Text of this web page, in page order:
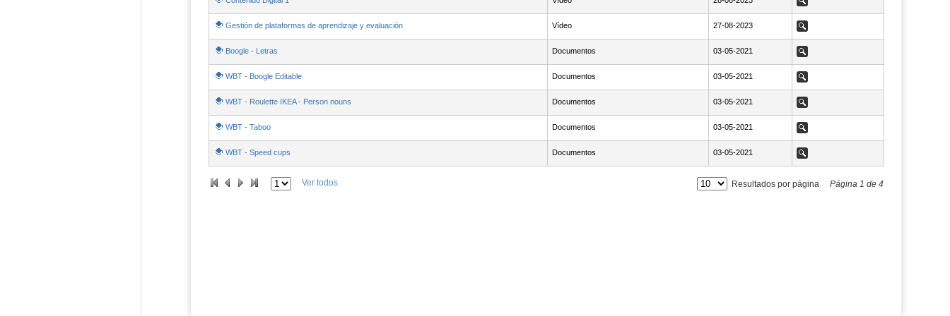
Gestión de plataformas de aprendizaje y evaluación Vídeo NaN27-08-2023
27-08-2023 Ver
Boogle - Letras Documentos NaN03-05-2021
03-05-2021 Ver
WBT - Boogle Editable Documentos NaN03-05-2021
03-05-2021 Ver
WBT - Roulette IKEA - Person nouns Documentos NaN03-05-2021
03-05-2021 Ver
WBT - Taboo Documentos NaN03-05-2021
03-05-2021 Ver
WBT - Speed cups Documentos NaN03-05-2021
03-05-2021 Ver
Ver todos Resultados por página Página 1 de 4